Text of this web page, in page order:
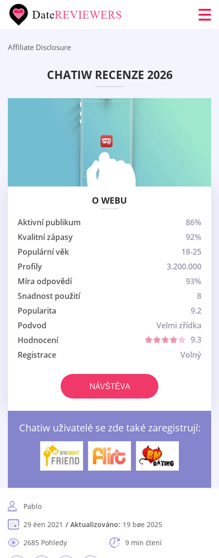
Affiliate Disclosure
CHATIW RECENZE 2026
O WEBU
Aktivní publikum
86%
Kvalitní zápasy
92%
Populární věk
18-25
Profily
3.200.000
Míra odpovědí
93%
Snadnost použití
8
Popularita
9.2
Podvod
Velmi zřídka
Hodnocení
9.3
Registrace
Volný
NÁVŠTĚVA
Chatiw uživatelé se zde také zaregistrují:
Pablo
29 èen 2021
Aktualizováno: 19 bøe 2025
2685 Pohledy
9 min čtení